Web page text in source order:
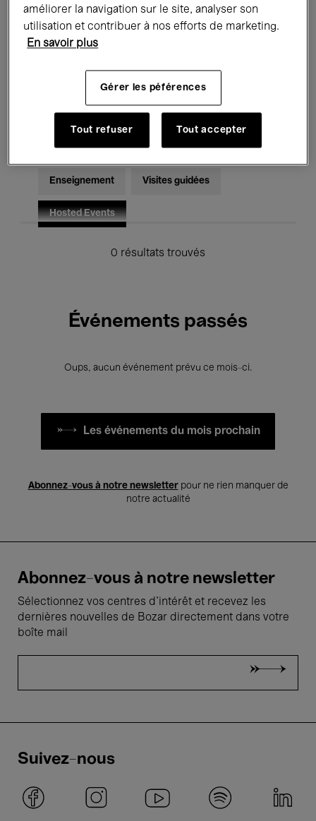
Rencontres & Débats Jazz
Musique électronique
Pour tous Kids’ Palace
Enseignement Visites guidées
Hosted Events
0 résultats trouvés
Événements passés
Oups, aucun événement prévu ce mois-ci.
Les événements du mois prochain
Abonnez-vous à notre newsletterpour ne rien manquer de
notre actualité
Abonnez-vous à notre newsletter
Sélectionnez vos centres d'intérêt et recevez les
dernières nouvelles de Bozar directement dans votre
boîte mail
Suivez-nous
améliorer la navigation sur le site, analyser son
utilisation et contribuer à nos efforts de marketing.
En savoir plus
Gérer les péférences
Tout refuser Tout accepter